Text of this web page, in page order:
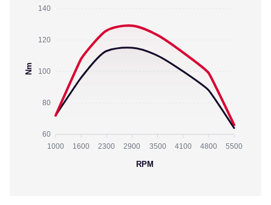
140
120
100
80
60
Nm
1000 1600 2300 2900 3500 4100 4800 5500
RPM